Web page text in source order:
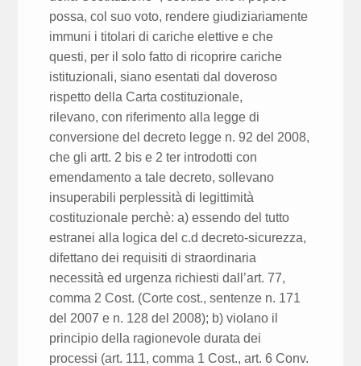
possa, col suo voto, rendere giudiziariamente
immuni i titolari di cariche elettive e che
questi, per il solo fatto di ricoprire cariche
istituzionali, siano esentati dal doveroso
rispetto della Carta costituzionale,
rilevano, con riferimento alla legge di
conversione del decreto legge n. 92 del 2008,
che gli artt. 2 bis e 2 ter introdotti con
emendamento a tale decreto, sollevano
insuperabili perplessità di legittimità
costituzionale perchè: a) essendo del tutto
estranei alla logica del c.d decreto-sicurezza,
difettano dei requisiti di straordinaria
necessità ed urgenza richiesti dall’art. 77,
comma 2 Cost. (Corte cost., sentenze n. 171
del 2007 e n. 128 del 2008); b) violano il
principio della ragionevole durata dei
processi (art. 111, comma 1 Cost., art. 6 Conv.